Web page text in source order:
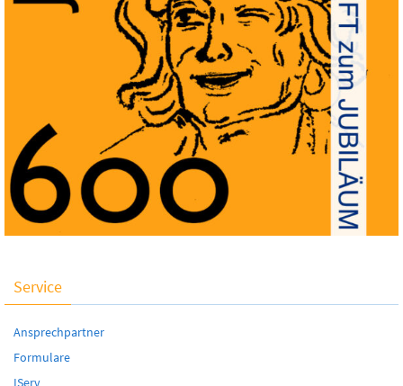
Service
Ansprechpartner
Formulare
IServ